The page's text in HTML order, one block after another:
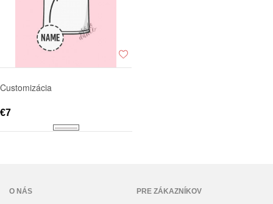
Customizácia
€7
O NÁS PRE ZÁKAZNÍKOV